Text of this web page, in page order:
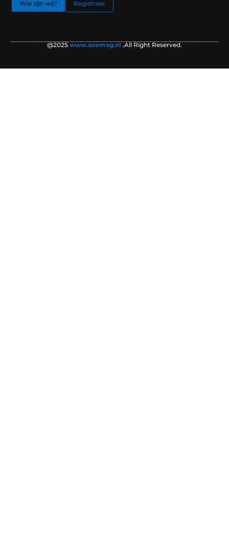
Wie zijn wij? Registreer
@2025www.acemag.nl .All Right Reserved.